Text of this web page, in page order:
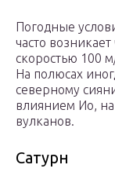
Погодные
часто
скоростью 100
На полюсах
северному
влиянием Ио,
вулканов.
Сатурн